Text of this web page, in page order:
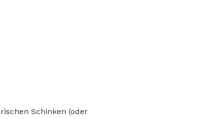
Schinken (oder